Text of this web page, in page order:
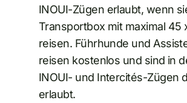
INOUI-Zügen erlaubt, wenn
Transportbox mit maximal 45
reisen. Führhunde und
reisen kostenlos und sind in
INOUI- und Intercités-Zügen
erlaubt.